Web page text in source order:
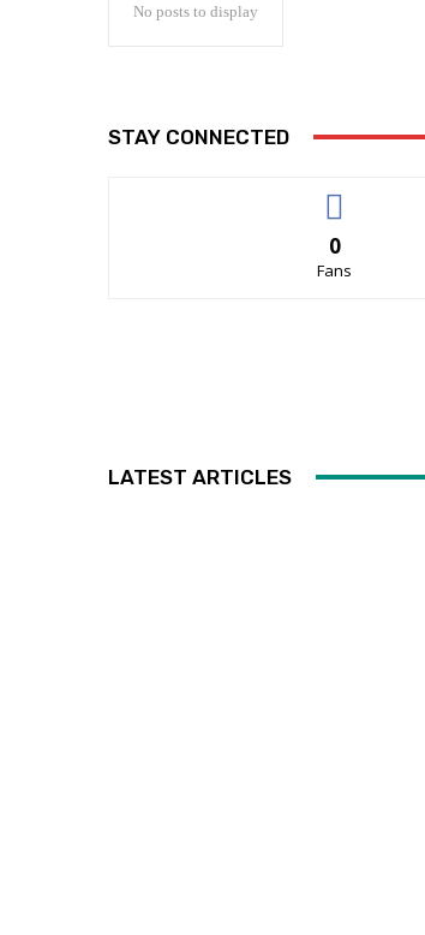
No posts to display
STAY CONNECTED
0
Fans
LATEST ARTICLES